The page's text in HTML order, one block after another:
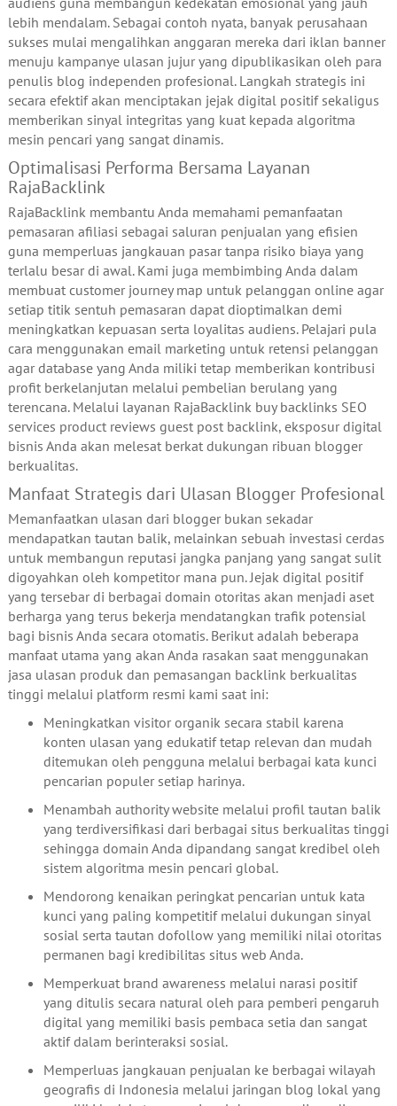
lebih mendalam. Sebagai contoh nyata, banyak perusahaan
sukses mulai mengalihkan anggaran mereka dari iklan banner
menuju kampanye ulasan jujur yang dipublikasikan oleh para
penulis blog independen profesional. Langkah strategis ini
secara efektif akan menciptakan jejak digital positif sekaligus
memberikan sinyal integritas yang kuat kepada algoritma
mesin pencari yang sangat dinamis.
Optimalisasi Performa Bersama Layanan
RajaBacklink
RajaBacklink membantu Anda memahami pemanfaatan
pemasaran afiliasi sebagai saluran penjualan yang efisien
guna memperluas jangkauan pasar tanpa risiko biaya yang
terlalu besar di awal. Kami juga membimbing Anda dalam
membuat customer journey map untuk pelanggan online agar
setiap titik sentuh pemasaran dapat dioptimalkan demi
meningkatkan kepuasan serta loyalitas audiens. Pelajari pula
cara menggunakan email marketing untuk retensi pelanggan
agar database yang Anda miliki tetap memberikan kontribusi
profit berkelanjutan melalui pembelian berulang yang
terencana. Melalui layanan RajaBacklink buy backlinks SEO
services product reviews guest post backlink, eksposur digital
bisnis Anda akan melesat berkat dukungan ribuan blogger
berkualitas.
Manfaat Strategis dari Ulasan Blogger Profesional
Memanfaatkan ulasan dari blogger bukan sekadar
mendapatkan tautan balik, melainkan sebuah investasi cerdas
untuk membangun reputasi jangka panjang yang sangat sulit
digoyahkan oleh kompetitor mana pun. Jejak digital positif
yang tersebar di berbagai domain otoritas akan menjadi aset
berharga yang terus bekerja mendatangkan trafik potensial
bagi bisnis Anda secara otomatis. Berikut adalah beberapa
manfaat utama yang akan Anda rasakan saat menggunakan
jasa ulasan produk dan pemasangan backlink berkualitas
tinggi melalui platform resmi kami saat ini:
Meningkatkan visitor organik secara stabil karena
konten ulasan yang edukatif tetap relevan dan mudah
ditemukan oleh pengguna melalui berbagai kata kunci
pencarian populer setiap harinya.
Menambah authority website melalui profil tautan balik
yang terdiversifikasi dari berbagai situs berkualitas tinggi
sehingga domain Anda dipandang sangat kredibel oleh
sistem algoritma mesin pencari global.
Mendorong kenaikan peringkat pencarian untuk kata
kunci yang paling kompetitif melalui dukungan sinyal
sosial serta tautan dofollow yang memiliki nilai otoritas
permanen bagi kredibilitas situs web Anda.
Memperkuat brand awareness melalui narasi positif
yang ditulis secara natural oleh para pemberi pengaruh
digital yang memiliki basis pembaca setia dan sangat
aktif dalam berinteraksi sosial.
Memperluas jangkauan penjualan ke berbagai wilayah
geografis di Indonesia melalui jaringan blog lokal yang